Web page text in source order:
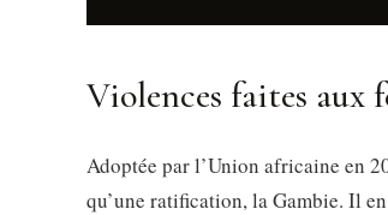
Violences faites aux
Adoptée par l’Union africaine en
qu’une ratification, la Gambie. Il